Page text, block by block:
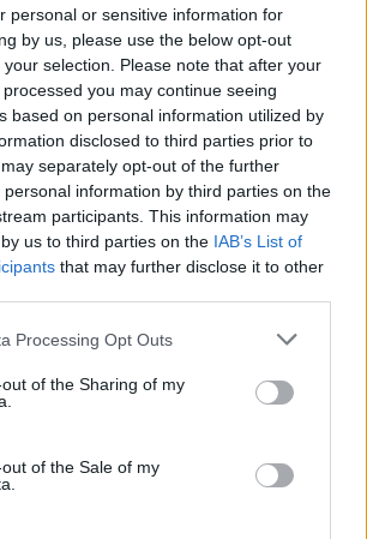
personal or sensitive information for
by us, please use the below opt-out
selection. Please note that after your
you may continue seeing
based on personal information utilized by
disclosed to third parties prior to
separately opt-out of the further
information by third parties on the
participants. This information may
us to third parties on the IAB’s List of
that may further disclose it to other
website/app uses one or more Google
visit or usage behaviour. You may click to
to Google and its third-party tags to
specified purposes in below Google
Processing Opt Outs
of the Sharing of my
of the Sale of my
δύο αδέλφια, που
αδέλφια, ο Σμάιλι Μάρτιν, είναι
νοσοκομεία, καθώς τραυματίστηκε
πυρών τις πρώτες πρωινές ώρες της